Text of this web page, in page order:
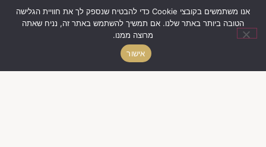
office@hspa.co.il
אחוזת הספא
הסיפור שלנו
המלון
אירועים
אנו משתמשים בקובצי Cookie כדי להבטיח שנספק לך את חוויית הגלישה
הטובה ביותר באתר שלנו. אם תמשיך להשתמש באתר זה, נניח שאתה
מרוצה ממנו.
אישור